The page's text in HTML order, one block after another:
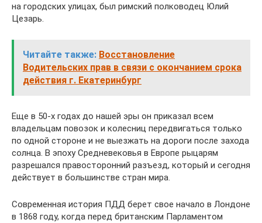
на городских улицах, был римский полководец Юлий
Цезарь.
Читайте также: Восстановление
Водительских прав в связи с окончанием срока
действия г. Екатеринбург
Еще в 50-х годах до нашей эры он приказал всем
владельцам повозок и колесниц передвигаться только
по одной стороне и не выезжать на дороги после захода
солнца. В эпоху Средневековья в Европе рыцарям
разрешался правосторонний разъезд, который и сегодня
действует в большинстве стран мира.
Современная история ПДД берет свое начало в Лондоне
в 1868 году, когда перед британским Парламентом